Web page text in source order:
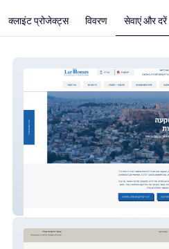
क्लाइंट प्रोजेक्ट्स विवरण सेवाएं और दरें